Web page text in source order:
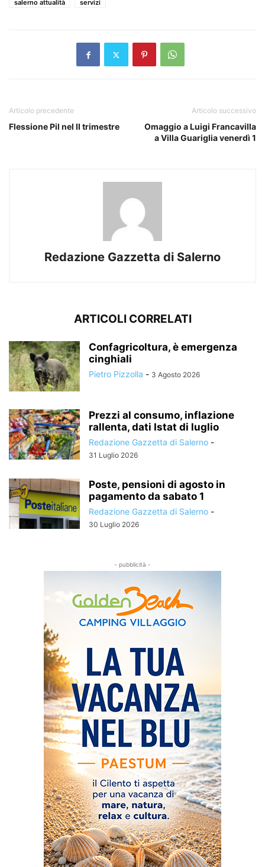
salerno attualità servizi
Articolo precedente
Flessione Pil nel II trimestre
Articolo successivo
Omaggio a Luigi Francavilla
a Villa Guariglia venerdì 1
Redazione Gazzetta di Salerno
ARTICOLI CORRELATI
Confagricoltura, è emergenza
cinghiali
Pietro Pizzolla - 3 Agosto 2026
Prezzi al consumo, inflazione
rallenta, dati Istat di luglio
Redazione Gazzetta di Salerno -
31 Luglio 2026
Poste, pensioni di agosto in
pagamento da sabato 1
Redazione Gazzetta di Salerno -
30 Luglio 2026
- pubblicità -